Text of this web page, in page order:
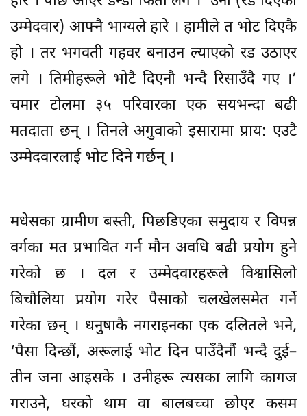
उम्मेदवार) आफ्नै भाग्यले हारे । हामीले त भोट दिएकै
हो । तर भगवती गहवर बनाउन ल्याएको रड उठाएर
लगे । तिमीहरूले भोटै दिएनौ भन्दै रिसाउँदै गए ।’
चमार टोलमा ३५ परिवारका एक सयभन्दा बढी
मतदाता छन् । तिनले अगुवाको इसारामा प्राय: एउटै
उम्मेदवारलाई भोट दिने गर्छन् ।
मधेसका ग्रामीण बस्ती, पिछडिएका समुदाय र विपन्न
वर्गका मत प्रभावित गर्न मौन अवधि बढी प्रयोग हुने
गरेको छ । दल र उम्मेदवारहरूले विश्वासिलो
बिचौलिया प्रयोग गरेर पैसाको चलखेलसमेत गर्ने
गरेका छन् । धनुषाकै नगराइनका एक दलितले भने,
‘पैसा दिन्छौं, अरूलाई भोट दिन पाउँदैनौं भन्दै दुई–
तीन जना आइसके । उनीहरू त्यसका लागि कागज
गराउने, घरको थाम वा बालबच्चा छोएर कसम